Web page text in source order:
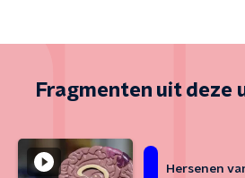
Fragmenten uit deze
Hersenen